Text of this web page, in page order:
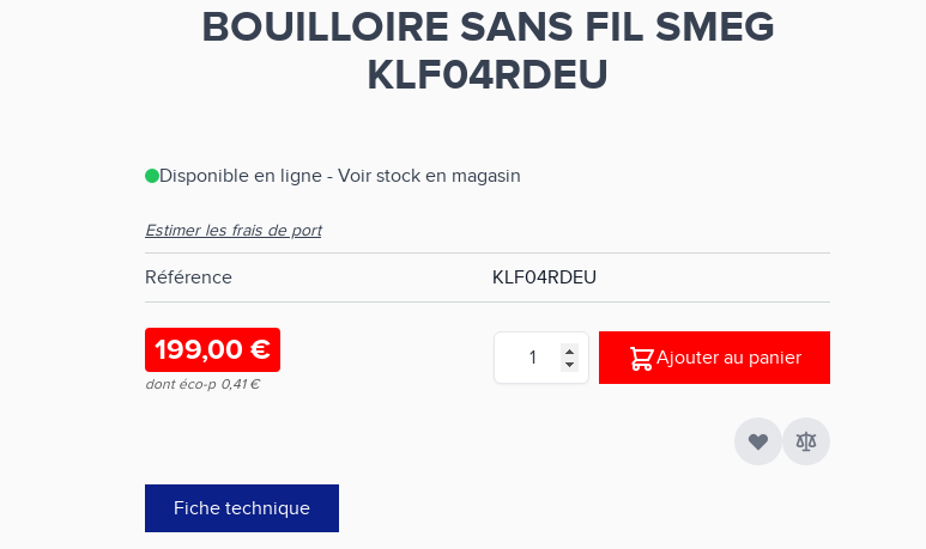
BOUILLOIRE SANS FIL SMEG
KLF04RDEU
Disponible en ligne - Voir stock en magasin
Estimer les frais de port
Référence KLF04RDEU
199,00 €
dont éco-p 0,41 €
Quantité
Ajouter au panier
Fiche technique